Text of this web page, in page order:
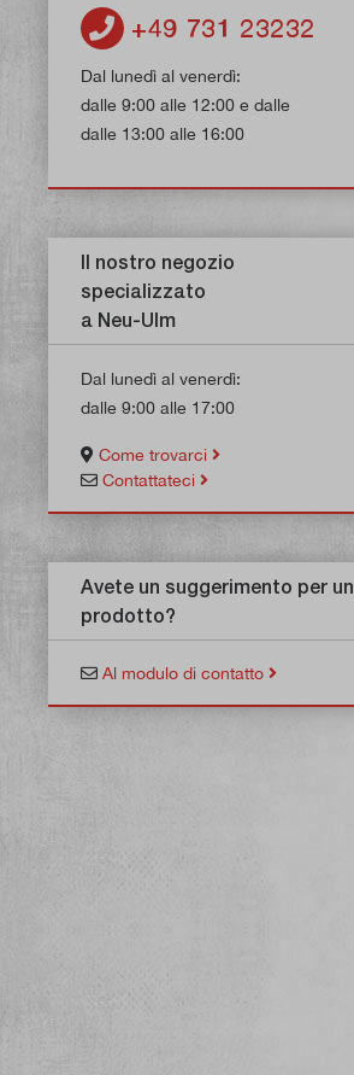
+49 731 23232
Dal lunedì al venerdì:
dalle 9:00 alle 12:00 e dalle
dalle 13:00 alle 16:00
Il nostro negozio
specializzato
a Neu-Ulm
Dal lunedì al venerdì:
dalle 9:00 alle 17:00
Come trovarci
Contattateci
Avete un suggerimento per un
prodotto?
Al modulo di contatto